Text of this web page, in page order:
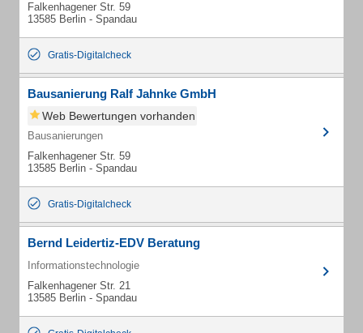
Falkenhagener Str. 59
13585 Berlin - Spandau
Gratis-Digitalcheck
Bausanierung Ralf Jahnke GmbH
Web Bewertungen vorhanden
Bausanierungen
Falkenhagener Str. 59
13585 Berlin - Spandau
Gratis-Digitalcheck
Bernd Leidertiz-EDV Beratung
Informationstechnologie
Falkenhagener Str. 21
13585 Berlin - Spandau